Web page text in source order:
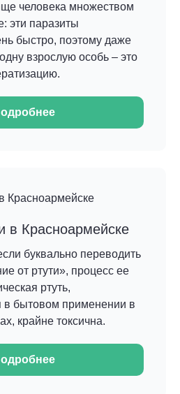
человека множеством
эти паразиты
быстро, поэтому даже
взрослую особь – это
в Красноармейске
буквально переводить
от ртути», процесс ее
ртуть,
в бытовом применении в
крайне токсична.